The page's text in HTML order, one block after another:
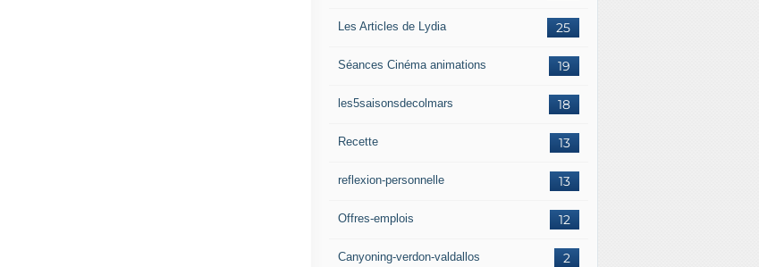
25
Les Articles de Lydia
19
Séances Cinéma animations
18
les5saisonsdecolmars
13
Recette
13
reflexion-personnelle
12
Offres-emplois
2
Canyoning-verdon-valdallos